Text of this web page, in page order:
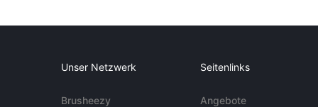
Unser Netzwerk
Brusheezy
Seitenlinks
Angebote